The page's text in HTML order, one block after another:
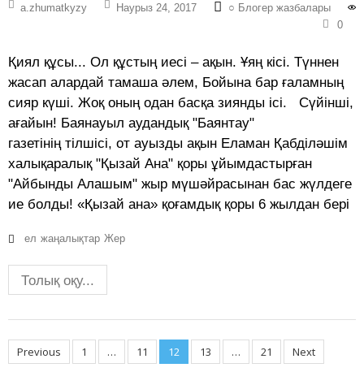
a.zhumatkyzy Наурыз 24, 2017
○ Блогер жазбалары
0
Қиял құсы... Ол құстың иесі – ақын. Ұяң кісі. Түннен
жасап алардай тамаша әлем, Бойына бар ғаламның
сияр күші. Жоқ оның одан басқа зиянды ісі. Сүйінші,
ағайын! Баянауыл аудандық "Баянтау"
газетінің тілшісі, от ауызды ақын Еламан Қабділәшім
халықаралық "Қызай Ана" қоры ұйымдастырған
"Айбынды Алашым" жыр мүшәйрасынан бас жүлдеге
ие болды! «Қызай ана» қоғамдық қоры 6 жылдан бері
ел жаңалықтар Жер
Толық оқу...
Posts
Previous 1 … 11 12 13 … 21 Next